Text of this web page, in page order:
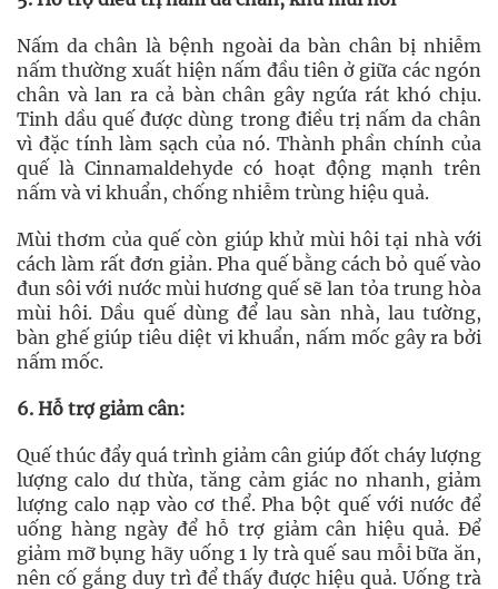
Nấm da chân là bệnh ngoài da bàn chân bị nhiễm
nấm thường xuất hiện nấm đầu tiên ở giữa các ngón
chân và lan ra cả bàn chân gây ngứa rát khó chịu.
Tinh dầu quế được dùng trong điều trị nấm da chân
vì đặc tính làm sạch của nó. Thành phần chính của
quế là Cinnamaldehyde có hoạt động mạnh trên
nấm và vi khuẩn, chống nhiễm trùng hiệu quả.
Mùi thơm của quế còn giúp khử mùi hôi tại nhà với
cách làm rất đơn giản. Pha quế bằng cách bỏ quế vào
đun sôi với nước mùi hương quế sẽ lan tỏa trung hòa
mùi hôi. Dầu quế dùng để lau sàn nhà, lau tường,
bàn ghế giúp tiêu diệt vi khuẩn, nấm mốc gây ra bởi
nấm mốc.
6. Hỗ trợ giảm cân:
Quế thúc đẩy quá trình giảm cân giúp đốt cháy lượng
lượng calo dư thừa, tăng cảm giác no nhanh, giảm
lượng calo nạp vào cơ thể. Pha bột quế với nước để
uống hàng ngày để hỗ trợ giảm cân hiệu quả. Để
giảm mỡ bụng hãy uống 1 ly trà quế sau mỗi bữa ăn,
nên cố gắng duy trì để thấy được hiệu quả. Uống trà